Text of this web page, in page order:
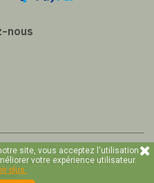
nous
Louis Levacher 76400
site, vous acceptez l'utilisation
votre expérience utilisateur.
plus.